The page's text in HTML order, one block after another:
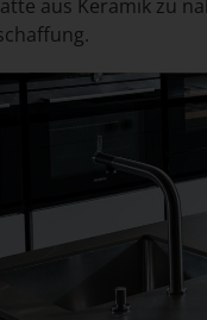
aus Keramik zu